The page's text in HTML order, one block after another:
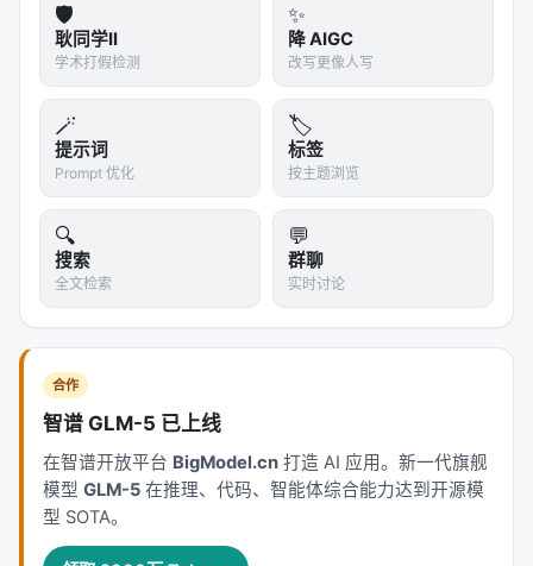
🛡️
耿同学II
学术打假检测
✨
降 AIGC
改写更像人写
🪄
提示词
Prompt 优化
🏷️
标签
按主题浏览
🔍
搜索
全文检索
💬
群聊
实时讨论
合作
智谱 GLM-5 已上线
在智谱开放平台 BigModel.cn 打造 AI 应用。新一代旗舰
模型 GLM-5 在推理、代码、智能体综合能力达到开源模
型 SOTA。